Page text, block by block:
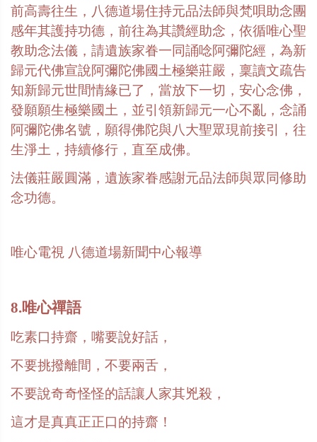
前高壽往生，八德道場住持元品法師與梵唄助念團
感年其護持功德，前往為其讚經助念，依循唯心聖
教助念法儀，請遺族家眷一同誦唸阿彌陀經，為新
歸元代佛宣說阿彌陀佛國土極樂莊嚴，稟讀文疏告
知新歸元世間情緣已了，當放下一切，安心念佛，
發願願生極樂國土，並引領新歸元一心不亂，念誦
阿彌陀佛名號，願得佛陀與八大聖眾現前接引，往
生淨土，持續修行，直至成佛。
法儀莊嚴圓滿，遺族家眷感謝元品法師與眾同修助
念功德。
唯心電視 八德道場新聞中心報導
8.唯心禪語
吃素口持齋，嘴要說好話，
不要挑撥離間，不要兩舌，
不要說奇奇怪怪的話讓人家其兇殺，
這才是真真正正口的持齋！